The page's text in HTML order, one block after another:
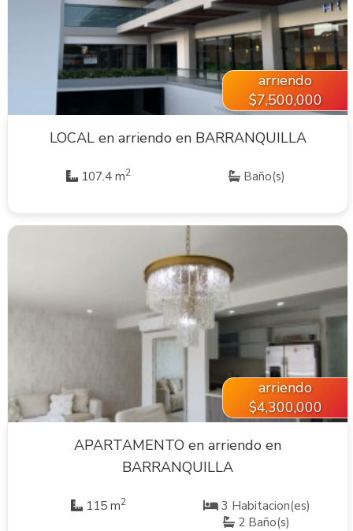
VER INMUEBLE
arriendo
$7,500,000
LOCAL en arriendo en BARRANQUILLA
107.4 m2 Baño(s)
VER INMUEBLE
arriendo
$4,300,000
APARTAMENTO en arriendo en
BARRANQUILLA
115 m2
3 Habitacion(es)
2 Baño(s)